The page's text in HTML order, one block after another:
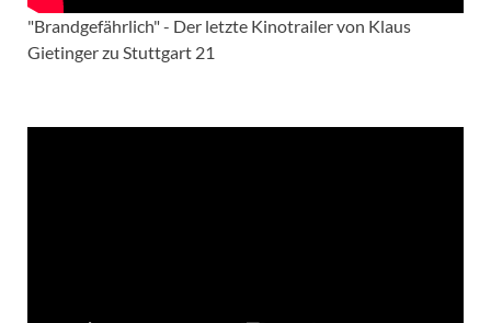
"Brandgefährlich" - Der letzte Kinotrailer von Klaus
Gietinger zu Stuttgart 21